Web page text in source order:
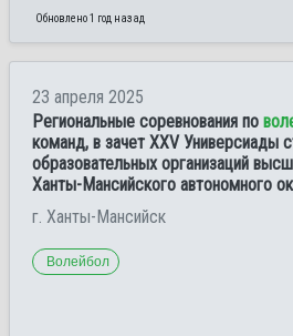
Обновлено 1 год назад
23 апреля 2025
Региональные соревнования по
команд, в зачет XXV Универсиады
образовательных организаций
Ханты-Мансийского автономного
г. Ханты-Мансийск
Волейбол